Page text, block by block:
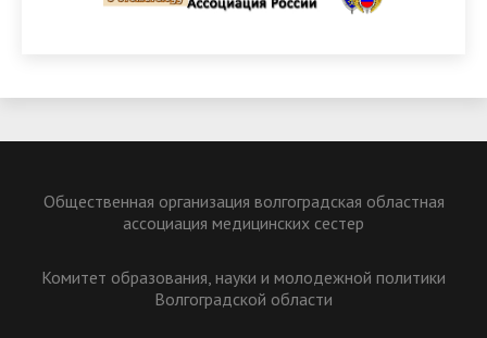
Общественная организация волгоградская областная
ассоциация медицинских сестер
Комитет образования, науки и молодежной политики
Волгоградской области